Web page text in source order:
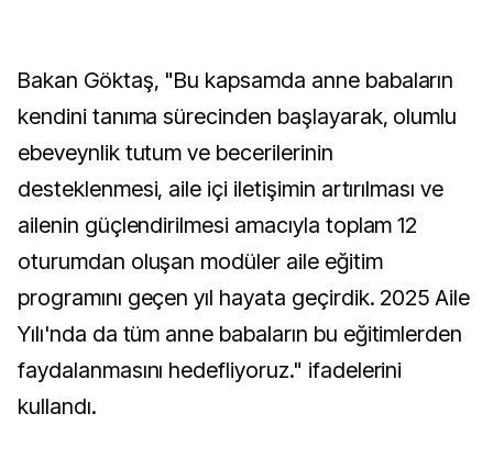
Bakan Göktaş, "Bu kapsamda anne babaların
kendini tanıma sürecinden başlayarak, olumlu
ebeveynlik tutum ve becerilerinin
desteklenmesi, aile içi iletişimin artırılması ve
ailenin güçlendirilmesi amacıyla toplam 12
oturumdan oluşan modüler aile eğitim
programını geçen yıl hayata geçirdik. 2025 Aile
Yılı'nda da tüm anne babaların bu eğitimlerden
faydalanmasını hedefliyoruz." ifadelerini
kullandı.